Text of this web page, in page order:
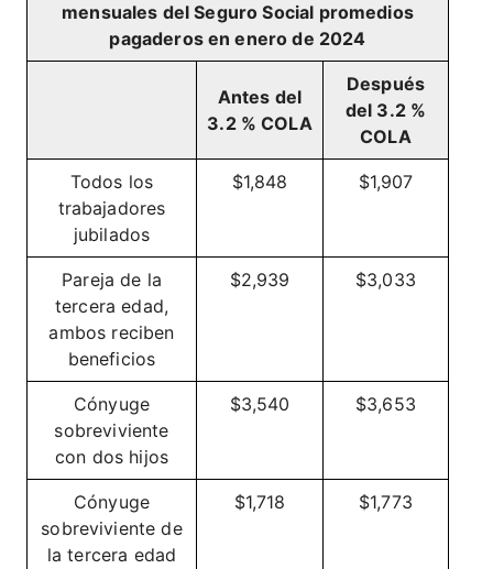
mensuales del Seguro Social promedios
pagaderos en enero de 2024
Antes del
3.2 % COLA
Después
del 3.2 %
COLA
Todos los
trabajadores
jubilados
$1,848 $1,907
Pareja de la
tercera edad,
ambos reciben
beneficios
$2,939 $3,033
Cónyuge
sobreviviente
con dos hijos
$3,540 $3,653
Cónyuge
sobreviviente de
la tercera edad
$1,718 $1,773